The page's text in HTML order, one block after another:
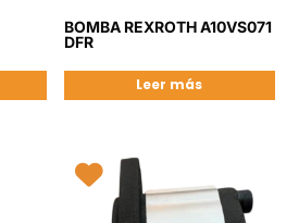
BOMBA REXROTH A10VS071
DFR
Leer más